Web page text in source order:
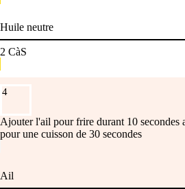
Huile neutre
2 CàS
4
Ajouter l'ail pour frire durant 10 secondes
pour une cuisson de 30 secondes
Ail